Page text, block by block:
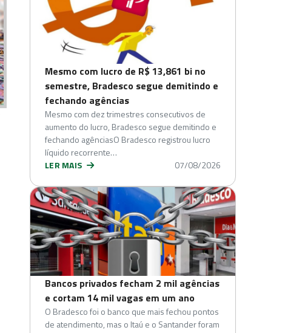
Mesmo com lucro de R$ 13,861 bi no
semestre, Bradesco segue demitindo e
fechando agências
Mesmo com dez trimestres consecutivos de
aumento do lucro, Bradesco segue demitindo e
fechando agênciasO Bradesco registrou lucro
líquido recorrente…
LER MAIS
07/08/2026
Bancos privados fecham 2 mil agências
e cortam 14 mil vagas em um ano
O Bradesco foi o banco que mais fechou pontos
de atendimento, mas o Itaú e o Santander foram